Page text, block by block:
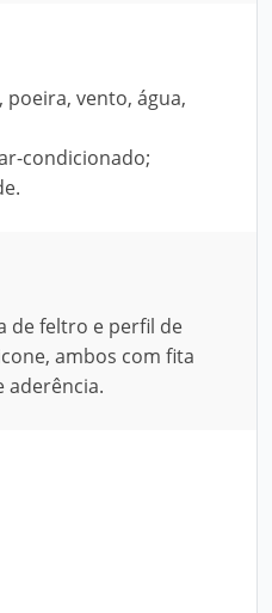
vento, água,
condicionado;
de feltro e perfil de
ambos com fita
aderência.